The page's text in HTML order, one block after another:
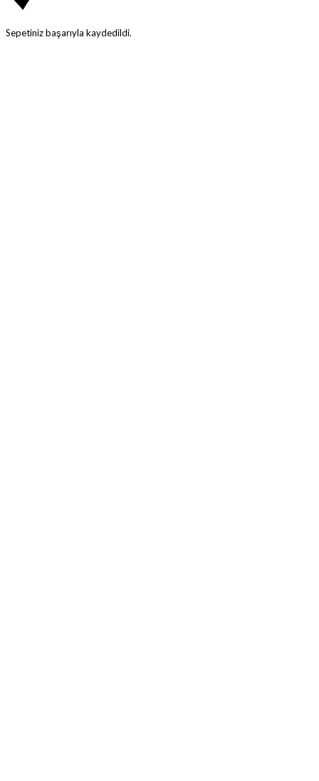
Sepetiniz başarıyla kaydedildi.